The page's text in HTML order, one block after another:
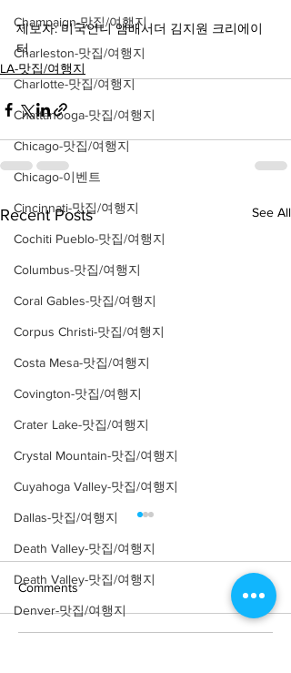
Champaign-맛집/여행지
Charleston-맛집/여행지
Charlotte-맛집/여행지
Chattanooga-맛집/여행지
Chicago-맛집/여행지
Chicago-이벤트
Cincinnati-맛집/여행지
Cochiti Pueblo-맛집/여행지
Columbus-맛집/여행지
Coral Gables-맛집/여행지
Corpus Christi-맛집/여행지
Costa Mesa-맛집/여행지
Covington-맛집/여행지
Crater Lake-맛집/여행지
Crystal Mountain-맛집/여행지
Cuyahoga Valley-맛집/여행지
Dallas-맛집/여행지
Death Valley-맛집/여행지
Death Valley-맛집/여행지
Denver-맛집/여행지
제보자: 미국언니 앰배서더 김지원 크리에이
터
LA-맛집/여행지
Recent Posts See All
Comments